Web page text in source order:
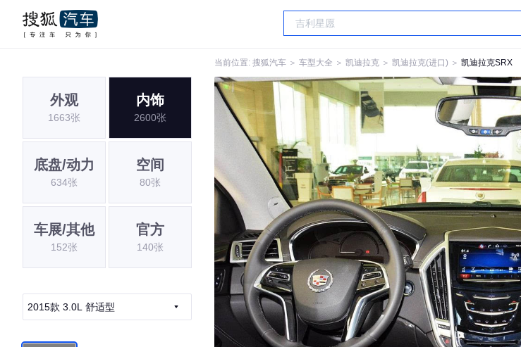
当前位置: 搜狐汽车 ＞ 车型大全 ＞ 凯迪拉克 ＞ 凯迪拉克(进口) ＞ 凯迪拉克SRX
外观
1663张
内饰
2600张
底盘/动力
634张
空间
80张
车展/其他
152张
官方
140张
2015款 3.0L 舒适型